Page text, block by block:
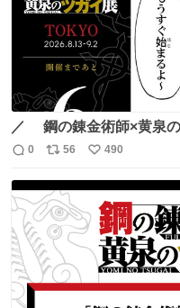
／ 鋼の錬金術師×黄泉
9/2㊌) 開催まであと6日‼ ＼ 会場にはガブリエル
に！ ▼#ハガレン黄泉展 詳細はこちら
https://t.co/
返
信
数
0
リ
ポ
ス
ト
数
56
い
い
ね
数
490